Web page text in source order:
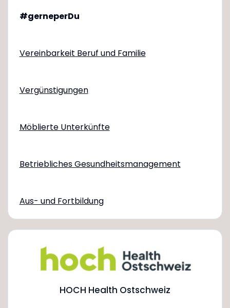
#gerneperDu
Vereinbarkeit Beruf und Familie
Vergünstigungen
Möblierte Unterkünfte
Betriebliches Gesundheitsmanagement
Aus- und Fortbildung
HOCH Health Ostschweiz